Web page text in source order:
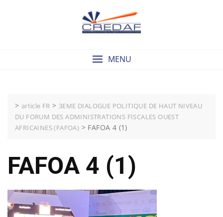
MENU
> article FR > 3EME DIALOGUE POLITIQUE DE HAUT NIVEAU
DU FORUM DES ADMINISTRATIONS FISCALES OUEST
AFRICAINES (FAFOA) > FAFOA 4 (1)
FAFOA 4 (1)